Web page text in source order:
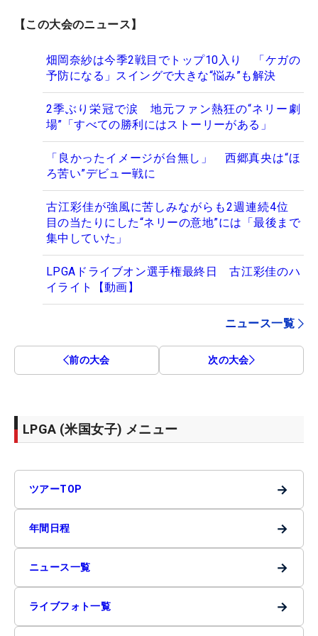
【この大会のニュース】
畑岡奈紗は今季2戦目でトップ10入り 「ケガの
予防になる」スイングで大きな“悩み”も解決
2季ぶり栄冠で涙 地元ファン熱狂の“ネリー劇
場”「すべての勝利にはストーリーがある」
「良かったイメージが台無し」 西郷真央は“ほ
ろ苦い”デビュー戦に
古江彩佳が強風に苦しみながらも2週連続4位
目の当たりにした“ネリーの意地”には「最後まで
集中していた」
LPGAドライブオン選手権最終日 古江彩佳のハ
イライト【動画】
ニュース一覧
前の大会 次の大会
LPGA (米国女子) メニュー
ツアーTOP →
年間日程 →
ニュース一覧 →
ライブフォト一覧 →